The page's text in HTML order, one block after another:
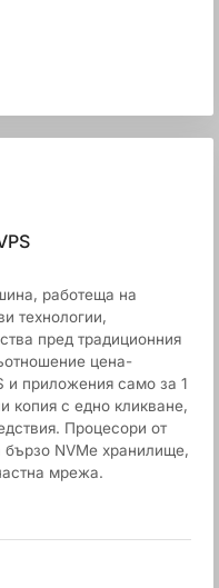
работеща на
технологии,
пред традиционния
цена-
и приложения само за 1
копия с едно кликване,
Процесори от
бързо NVMe хранилище,
мрежа.